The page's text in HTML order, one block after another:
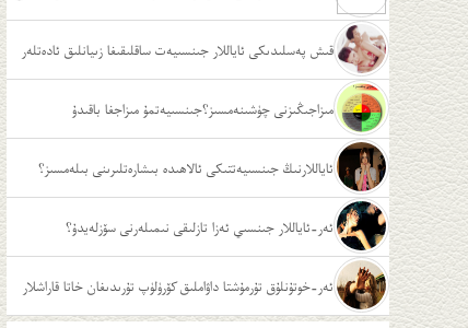
ئەمەس قىش پەسلىدىكى ئاياللار جىنسىيەت ساقلىقىغا زىيانلىق ئادەتلەر
مىزاجىڭىزنى چۈشىنەمسىز؟جىنسىيەتمۇ مىزاجغا باقىدۇ
ئاياللارنىڭ جىنسىيەتتىكى ئالاھىدە بىشارەتلىرىنى بىلەمسىز؟
ئەر-ئاياللار جىنسىي ئەزا تازلىقى نىمىلەرنى سۆزلەيدۇ؟
ئەر-خوتۇنلۇق تۇرمۇشتا داۋاملىق كۆرۈلۈپ تۇرىدىغان خاتا قاراشلار